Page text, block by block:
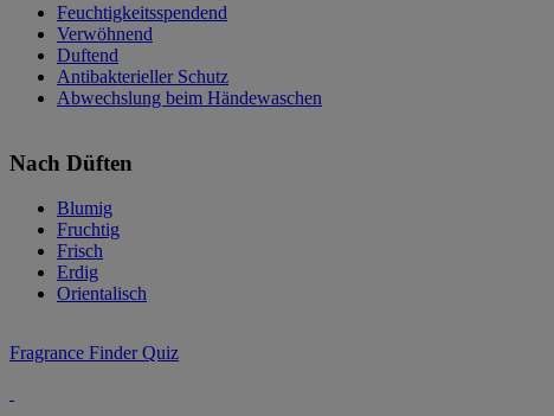
Feuchtigkeitsspendend
Verwöhnend
Duftend
Antibakterieller Schutz
Abwechslung beim Händewaschen
Nach Düften
Blumig
Fruchtig
Frisch
Erdig
Orientalisch
Fragrance Finder Quiz